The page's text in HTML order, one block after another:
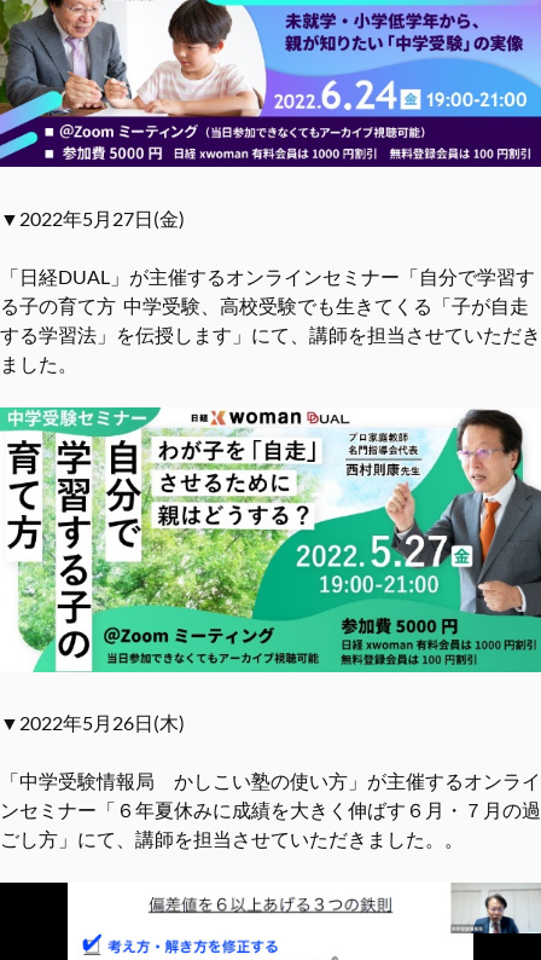
▼2022年5月27日(金)
「日経DUAL」が主催するオンラインセミナー「自分で学習す
る子の育て方 中学受験、高校受験でも生きてくる「子が自走
する学習法」を伝授します」にて、講師を担当させていただき
ました。
▼2022年5月26日(木)
「中学受験情報局 かしこい塾の使い方」が主催するオンライ
ンセミナー「６年夏休みに成績を大きく伸ばす６月・７月の過
ごし方」にて、講師を担当させていただきました。。